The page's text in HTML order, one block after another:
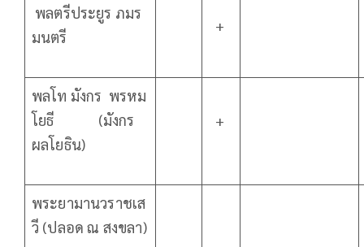
พลตรีประยูร ภมร
มนตรี
+
พลโท มังกร พรหม
โยธี (มังกร
ผลโยธิน)
+
พระยามานวราชเส
วี (ปลอด ณ สงขลา)